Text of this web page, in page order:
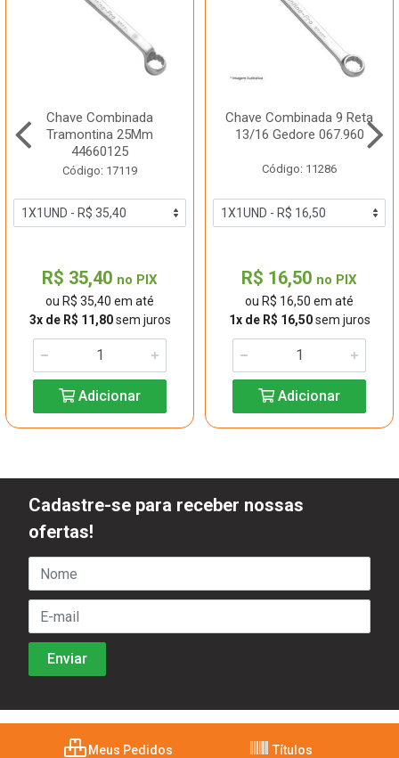
Chave Combinada
Tramontina 25Mm
44660125
Código: 17119
R$ 35,40 no PIX
ou R$ 35,40 em até
3x de R$ 11,80sem juros
Adicionar
Chave Combinada 9 Reta
13/16 Gedore 067.960
Código: 11286
R$ 16,50 no PIX
ou R$ 16,50 em até
1x de R$ 16,50sem juros
Adicionar
Cadastre-se para receber nossas
ofertas!
Meus Pedidos Títulos